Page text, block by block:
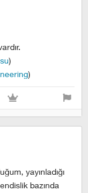
)
)
yayınladığı
bazında